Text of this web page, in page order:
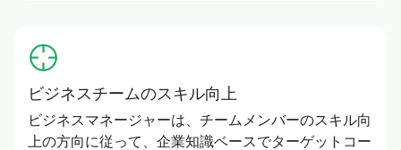
ビジネスチームのスキル向上
ビジネスマネージャーは、チームメンバーのスキル向
上の方向に従って、企業知識ベースでターゲットコー